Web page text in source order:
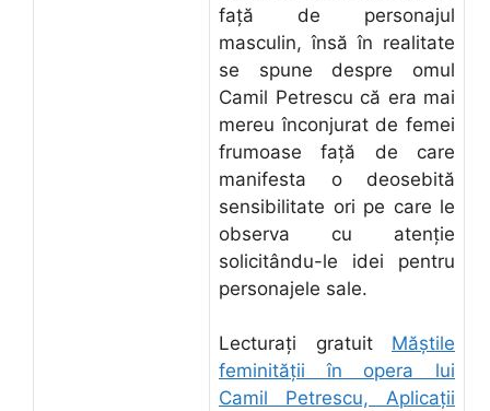
faţă de personajul
masculin, însă în realitate
se spune despre omul
Camil Petrescu că era mai
mereu înconjurat de femei
frumoase faţă de care
manifesta o deosebită
sensibilitate ori pe care le
observa cu atenţie
solicitându-le idei pentru
personajele sale.
Lecturați gratuit Măştile
feminităţii în opera lui
Camil Petrescu, Aplicaţii